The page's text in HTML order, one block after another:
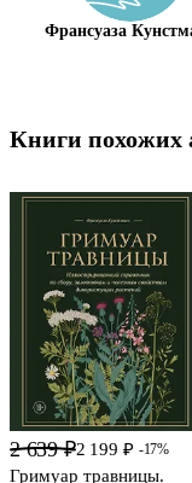
Франсуаза
Книги похожих
2 639 ₽2 199 ₽ -17%
Гримуар травницы.